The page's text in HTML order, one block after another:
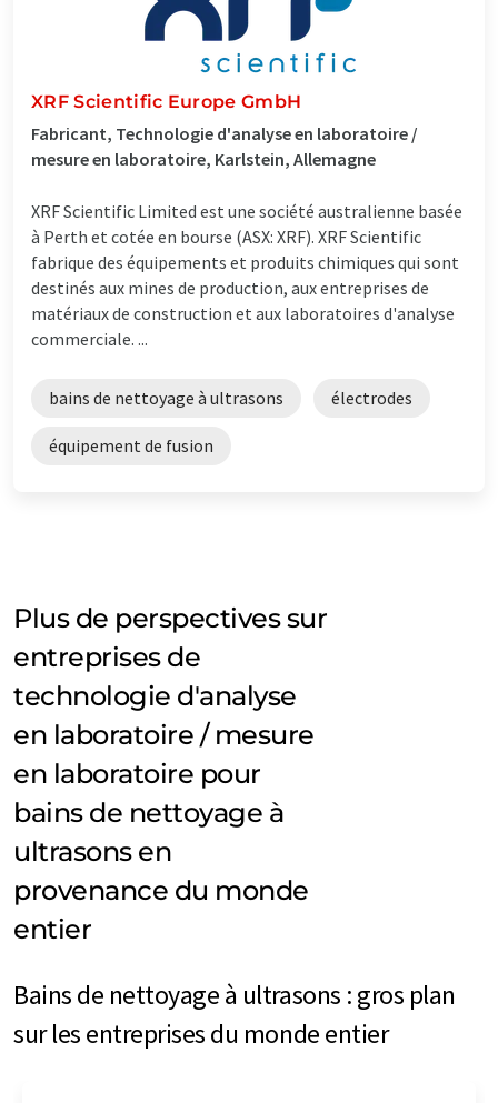
XRF Scientific Europe GmbH
Fabricant, Technologie d'analyse en laboratoire /
mesure en laboratoire, Karlstein, Allemagne
XRF Scientific Limited est une société australienne basée
à Perth et cotée en bourse (ASX: XRF). XRF Scientific
fabrique des équipements et produits chimiques qui sont
destinés aux mines de production, aux entreprises de
matériaux de construction et aux laboratoires d'analyse
commerciale. ...
bains de nettoyage à ultrasons électrodes
équipement de fusion
Plus de perspectives sur
entreprises de
technologie d'analyse
en laboratoire / mesure
en laboratoire pour
bains de nettoyage à
ultrasons en
provenance du monde
entier
Bains de nettoyage à ultrasons : gros plan
sur les entreprises du monde entier